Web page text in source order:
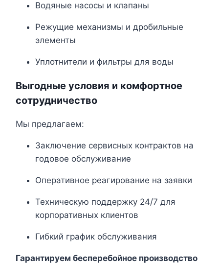
Водяные насосы и клапаны
Режущие механизмы и дробильные
элементы
Уплотнители и фильтры для воды
Выгодные условия и комфортное
сотрудничество
Мы предлагаем:
Заключение сервисных контрактов на
годовое обслуживание
Оперативное реагирование на заявки
Техническую поддержку 24/7 для
корпоративных клиентов
Гибкий график обслуживания
Гарантируем бесперебойное производство